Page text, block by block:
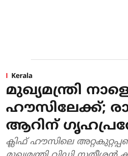
Kerala
മുഖ്യമന്ത്രി
ഹൗസിലേക്ക്;
ആറിന്
ക്ലിഫ് ഹൗസിലെ